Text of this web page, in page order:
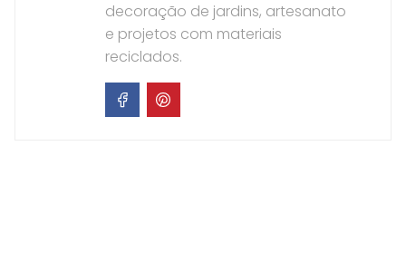
decoração de jardins, artesanato
e projetos com materiais
reciclados.